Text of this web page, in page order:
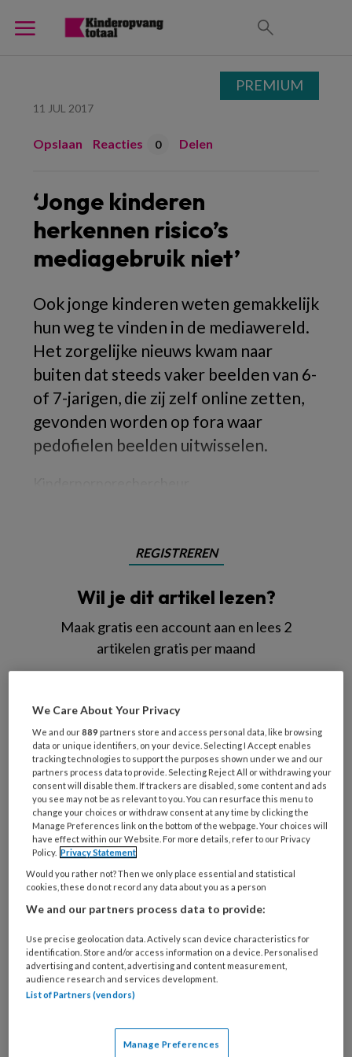
11 JUL 2017
Opslaan Reacties 0 Delen
‘Jonge kinderen
herkennen risico’s
mediagebruik niet’
Ook jonge kinderen weten gemakkelijk
hun weg te vinden in de mediawereld.
Het zorgelijke nieuws kwam naar
buiten dat steeds vaker beelden van 6-
of 7-jarigen, die zij zelf online zetten,
gevonden worden op fora waar
pedofielen beelden uitwisselen.
REGISTREREN
Wil je dit artikel lezen?
Maak gratis een account aan en lees 2
artikelen gratis per maand
Wat
is
je
e-
mailadres?
* *
Kies
je
wachtwoord* *
Kies
je
functie *
welke
organisatie
werk
je?
Untitled
Ontvang 2x per week de
Ontvang iedere zondag het
PREMIUM
We Care About Your Privacy
We and our889 partners store and access personal data, like browsing
data or unique identifiers, on your device. Selecting I Accept enables
tracking technologies to support the purposes shown under we and our
partners process data to provide. Selecting Reject All or withdrawing your
consent will disable them. If trackers are disabled, some content and ads
you see may not be as relevant to you. You can resurface this menu to
change your choices or withdraw consent at any time by clicking the
Manage Preferences link on the bottom of the webpage. Your choices will
have effect within our Website. For more details, refer to our Privacy
Policy. Privacy Statement
Would you rather not? Then we only place essential and statistical
cookies, these do not record any data about you as a person
We and our partners process data to provide:
Use precise geolocation data. Actively scan device characteristics for
identification. Store and/or access information on a device. Personalised
advertising and content, advertising and content measurement,
audience research and services development.
List of Partners (vendors)
Manage Preferences